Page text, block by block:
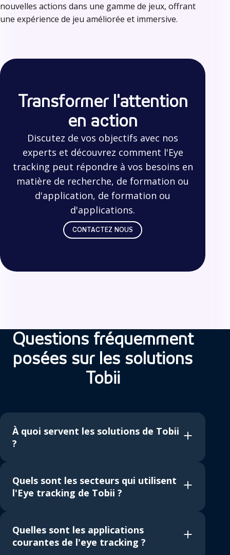
nouvelles actions dans une gamme de jeux, offrant
une expérience de jeu améliorée et immersive.
Transformer l'attention
en action
Discutez de vos objectifs avec nos
experts et découvrez comment l'Eye
tracking peut répondre à vos besoins en
matière de recherche, de formation ou
d'application, de formation ou
d'applications.
CONTACTEZ NOUS
A
Questions fréquemment
posées sur les solutions
Tobii
À quoi servent les solutions de Tobii
?
Quels sont les secteurs qui utilisent
l'Eye tracking de Tobii ?
Quelles sont les applications
courantes de l'eye tracking ?